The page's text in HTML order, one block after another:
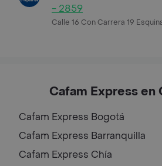
- 2859
Calle 16 Con Carrera 19
Cafam Express en
Cafam Express Bogotá
Cafam Express Barranquilla
Cafam Express Chía